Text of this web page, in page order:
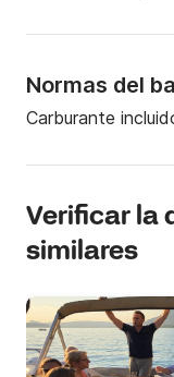
Normas del
Carburante
Verificar la
similares